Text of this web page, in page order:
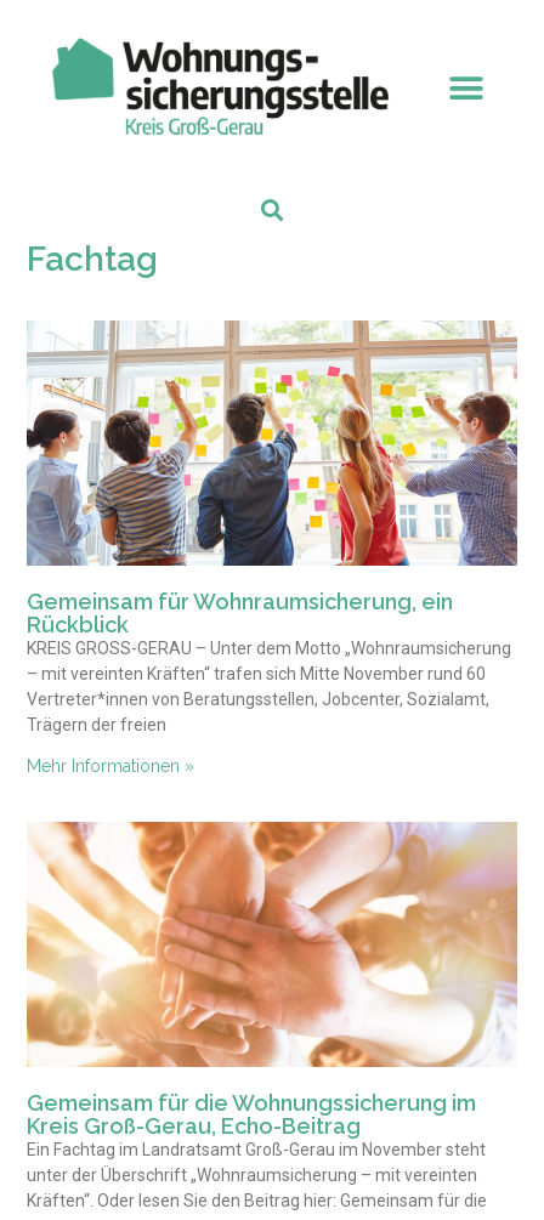
Fachtag
Gemeinsam für Wohnraumsicherung, ein
Rückblick
KREIS GROSS-GERAU – Unter dem Motto „Wohnraumsicherung
– mit vereinten Kräften“ trafen sich Mitte November rund 60
Vertreter*innen von Beratungsstellen, Jobcenter, Sozialamt,
Trägern der freien
Mehr Informationen »
Gemeinsam für die Wohnungssicherung im
Kreis Groß-Gerau, Echo-Beitrag
Ein Fachtag im Landratsamt Groß-Gerau im November steht
unter der Überschrift „Wohnraumsicherung – mit vereinten
Kräften“. Oder lesen Sie den Beitrag hier: Gemeinsam für die